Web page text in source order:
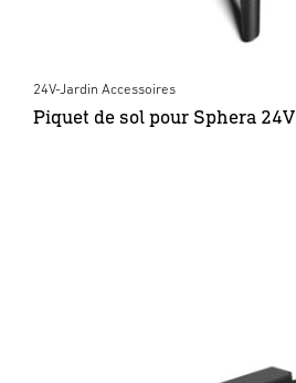
24V-Jardin Accessoires
Piquet de sol pour Sphera 24V